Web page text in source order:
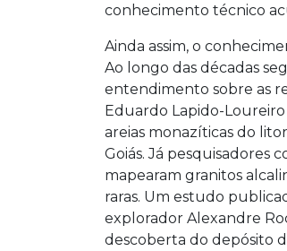
conhecimento técnico
Ainda assim, o
Ao longo das décadas
entendimento sobre as
Eduardo Lapido-
areias monazíticas do
Goiás. Já pesquisadores
mapearam granitos
raras. Um estudo
explorador Alexandre
descoberta do depósito